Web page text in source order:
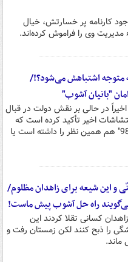
کارنامه پر خسارتش، خیال
وی را فراموش کرده‌اند.
متوجه اشتباهش می‌شود؟!/
"بانیان آشوب"
در حالی بر نقش دولت در قبال
اخیر تأکید کرده است که
هیچکس نمی‌داند او در اغتشاشات "آبان 98" هم همین نظر را داشته است یا
و این شیعه برای زاهدان مظلوم/
کسانی تقلا کردند این
را ذبح کنند لکن زمستان رفت و
ماند.